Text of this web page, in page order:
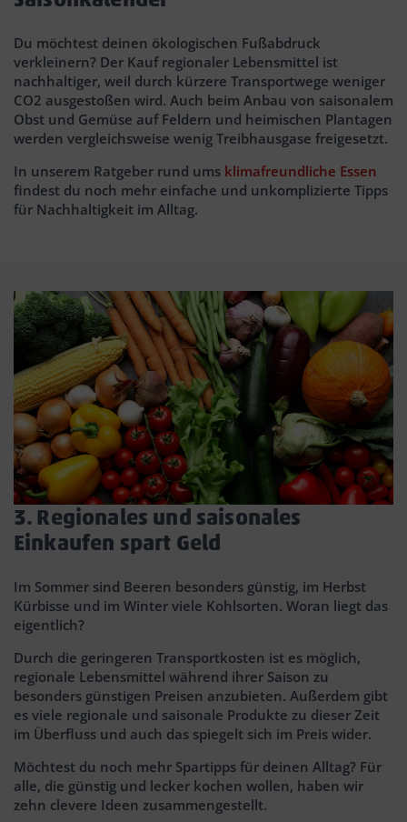
Du möchtest deinen ökologischen Fußabdruck
verkleinern? Der Kauf regionaler Lebensmittel ist
nachhaltiger, weil durch kürzere Transportwege weniger
CO2 ausgestoßen wird. Auch beim Anbau von saisonalem
Obst und Gemüse auf Feldern und heimischen Plantagen
werden vergleichsweise wenig Treibhausgase freigesetzt.
In unserem Ratgeber rund ums klimafreundliche Essen
findest du noch mehr einfache und unkomplizierte Tipps
für Nachhaltigkeit im Alltag.
3. Regionales und saisonales
Einkaufen spart Geld
Im Sommer sind Beeren besonders günstig, im Herbst
Kürbisse und im Winter viele Kohlsorten. Woran liegt das
eigentlich?
Durch die geringeren Transportkosten ist es möglich,
regionale Lebensmittel während ihrer Saison zu
besonders günstigen Preisen anzubieten. Außerdem gibt
es viele regionale und saisonale Produkte zu dieser Zeit
im Überfluss und auch das spiegelt sich im Preis wider.
Möchtest du noch mehr Spartipps für deinen Alltag? Für
alle, die günstig und lecker kochen wollen, haben wir
zehn clevere Ideen zusammengestellt.